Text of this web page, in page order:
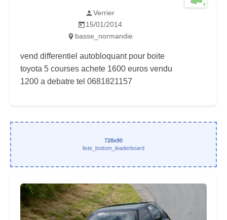
Verrier
15/01/2014
basse_normandie
vend differentiel autobloquant pour boite
toyota 5 courses achete 1600 euros vendu
1200 a debatre tel 0681821157
728x90
liste_bottom_leaderboard